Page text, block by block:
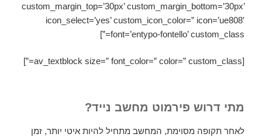
custom_margin_top=’30px’ custom_margin_bottom=’30px’
icon_select=’yes’ custom_icon_color=” icon=’ue808′
font=’entypo-fontello’ custom_class=”]
[av_textblock size=” font_color=” color=” custom_class=”]
מתי דרוש פירמוט מחשב נייד?
לאחר תקופה מסוימת, המחשב מתחיל להיות איטי יותר, זמן